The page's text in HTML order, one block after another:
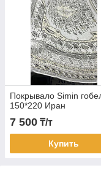
Покрывало Simin
150*220 Иран
7 500 ₸/т
Купить